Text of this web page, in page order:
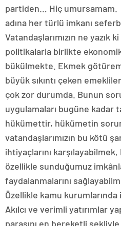
partiden… Hiç
adına her türlü imkanı
Vatandaşlarımızın ne yazık
politikalarla birlikte
bükülmekte. Ekmek
büyük sıkıntı çeken
çok zor durumda. Bunun
uygulamaları bugüne kadar
hükümettir, hükümetin
vatandaşlarımızın bu kötü
ihtiyaçlarını
özellikle sunduğumuz
faydalanmalarını
Özellikle kamu kurumlarında
Akılcı ve verimli yatırımlar
parasını en bereketli